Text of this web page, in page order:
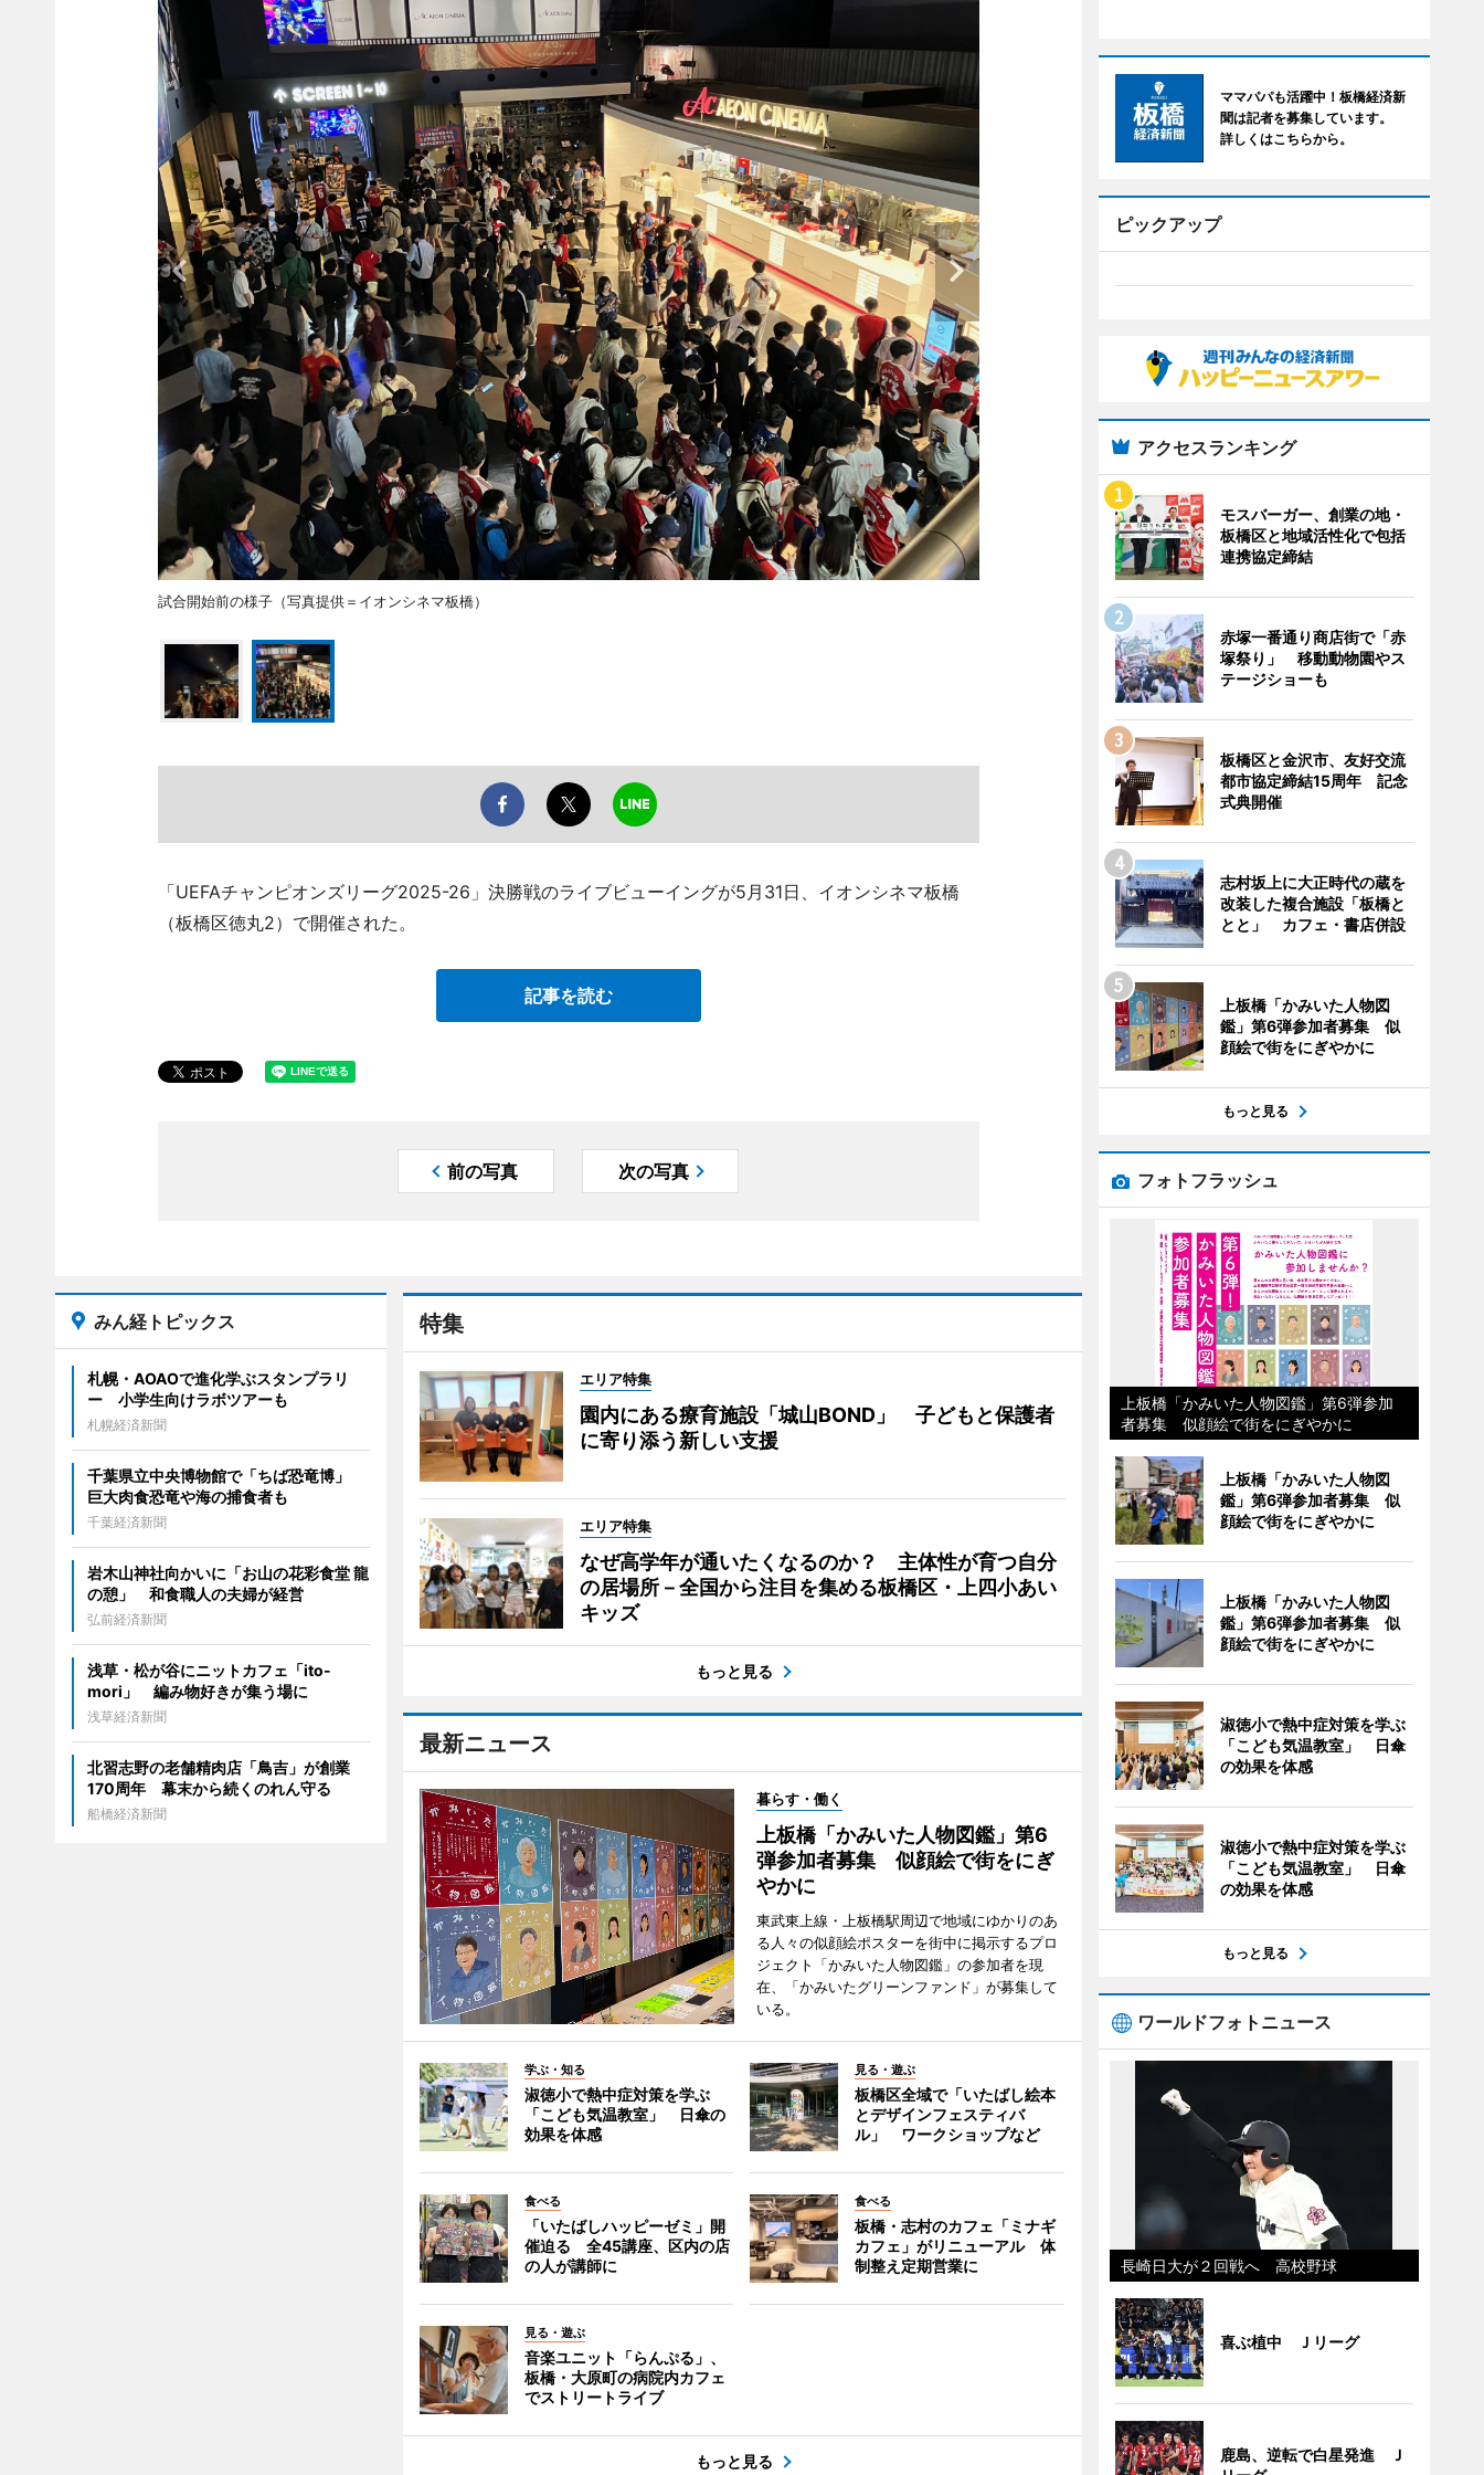
試合開始前の様子（写真提供＝イオンシネマ板橋）
「UEFAチャンピオンズリーグ2025-26」決勝戦のライブビューイングが5月31日、イオンシネマ板橋
（板橋区徳丸2）で開催された。
記事を読む
前の写真 次の写真
特集
エリア特集
園内にある療育施設「城山BOND」 子どもと保護者
に寄り添う新しい支援
エリア特集
なぜ高学年が通いたくなるのか？ 主体性が育つ自分
の居場所－全国から注目を集める板橋区・上四小あい
キッズ
もっと見る
最新ニュース
暮らす・働く
上板橋「かみいた人物図鑑」第6
弾参加者募集 似顔絵で街をにぎ
やかに
東武東上線・上板橋駅周辺で地域にゆかりのあ
る人々の似顔絵ポスターを街中に掲示するプロ
ジェクト「かみいた人物図鑑」の参加者を現
在、「かみいたグリーンファンド」が募集して
いる。
学ぶ・知る
淑徳小で熱中症対策を学ぶ
「こども気温教室」 日傘の
効果を体感
見る・遊ぶ
板橋区全域で「いたばし絵本
とデザインフェスティバ
ル」 ワークショップなど
食べる
「いたばしハッピーゼミ」開
催迫る 全45講座、区内の店
の人が講師に
食べる
板橋・志村のカフェ「ミナギ
カフェ」がリニューアル 体
制整え定期営業に
見る・遊ぶ
音楽ユニット「らんぷる」、
板橋・大原町の病院内カフェ
でストリートライブ
もっと見る
みん経トピックス
札幌・AOAOで進化学ぶスタンプラリ
ー 小学生向けラボツアーも
札幌経済新聞
千葉県立中央博物館で「ちば恐竜博」
巨大肉食恐竜や海の捕食者も
千葉経済新聞
岩木山神社向かいに「お山の花彩食堂 龍
の憩」 和食職人の夫婦が経営
弘前経済新聞
浅草・松が谷にニットカフェ「ito-
mori」 編み物好きが集う場に
浅草経済新聞
北習志野の老舗精肉店「鳥吉」が創業
170周年 幕末から続くのれん守る
船橋経済新聞
ママパパも活躍中！板橋経済新
聞は記者を募集しています。
詳しくはこちらから。
ピックアップ
アクセスランキング
モスバーガー、創業の地・
板橋区と地域活性化で包括
連携協定締結
赤塚一番通り商店街で「赤
塚祭り」 移動動物園やス
テージショーも
板橋区と金沢市、友好交流
都市協定締結15周年 記念
式典開催
志村坂上に大正時代の蔵を
改装した複合施設「板橋と
とと」 カフェ・書店併設
上板橋「かみいた人物図
鑑」第6弾参加者募集 似
顔絵で街をにぎやかに
もっと見る
フォトフラッシュ
上板橋「かみいた人物図鑑」第6弾参加
者募集 似顔絵で街をにぎやかに
上板橋「かみいた人物図
鑑」第6弾参加者募集 似
顔絵で街をにぎやかに
上板橋「かみいた人物図
鑑」第6弾参加者募集 似
顔絵で街をにぎやかに
淑徳小で熱中症対策を学ぶ
「こども気温教室」 日傘
の効果を体感
淑徳小で熱中症対策を学ぶ
「こども気温教室」 日傘
の効果を体感
もっと見る
ワールドフォトニュース
長崎日大が２回戦へ 高校野球
喜ぶ植中 Ｊリーグ
鹿島、逆転で白星発進 Ｊ